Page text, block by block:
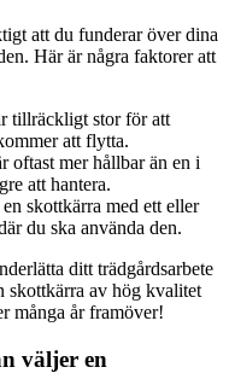
att du funderar över dina
Här är några faktorer att
tillräckligt stor för att
att flytta.
oftast mer hållbar än en i
att hantera.
skottkärra med ett eller
du ska använda den.
ditt trädgårdsarbete
skottkärra av hög kvalitet
många år framöver!
väljer en